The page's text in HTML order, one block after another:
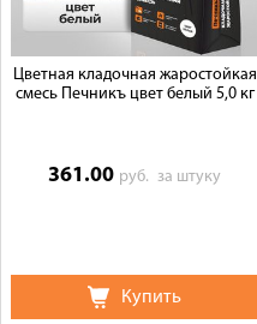
Цветная кладочная жаростойкая
смесь Печникъ цвет белый 5,0 кг
361.00 руб.за штуку
Купить